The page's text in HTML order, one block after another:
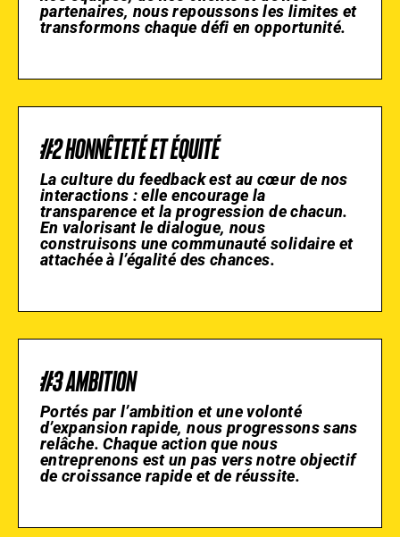
partenaires, nous repoussons les limites et
transformons chaque défi en opportunité.
#2 HONNÊTETÉ ET ÉQUITÉ
La culture du feedback est au cœur de nos
interactions : elle encourage la
transparence et la progression de chacun.
En valorisant le dialogue, nous
construisons une communauté solidaire et
attachée à l’égalité des chances.
#3 AMBITION
Portés par l’ambition et une volonté
d’expansion rapide, nous progressons sans
relâche. Chaque action que nous
entreprenons est un pas vers notre objectif
de croissance rapide et de réussite.